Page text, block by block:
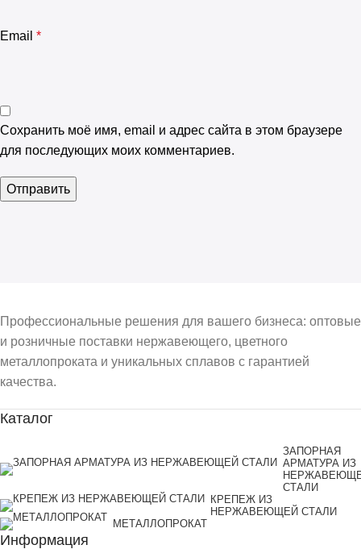
Email *
Сохранить моё имя, email и адрес сайта в этом браузере
для последующих моих комментариев.
Профессиональные решения для вашего бизнеса: оптовые
и розничные поставки нержавеющего, цветного
металлопроката и уникальных сплавов с гарантией
качества.
Каталог
ЗАПОРНАЯ
АРМАТУРА ИЗ
СТАЛИ
КРЕПЕЖ ИЗ
НЕРЖАВЕЮЩЕЙ СТАЛИ
МЕТАЛЛОПРОКАТ
Информация